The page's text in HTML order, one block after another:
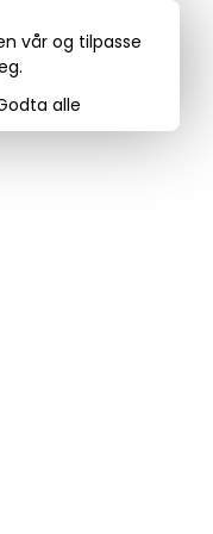
vår og tilpasse
alle